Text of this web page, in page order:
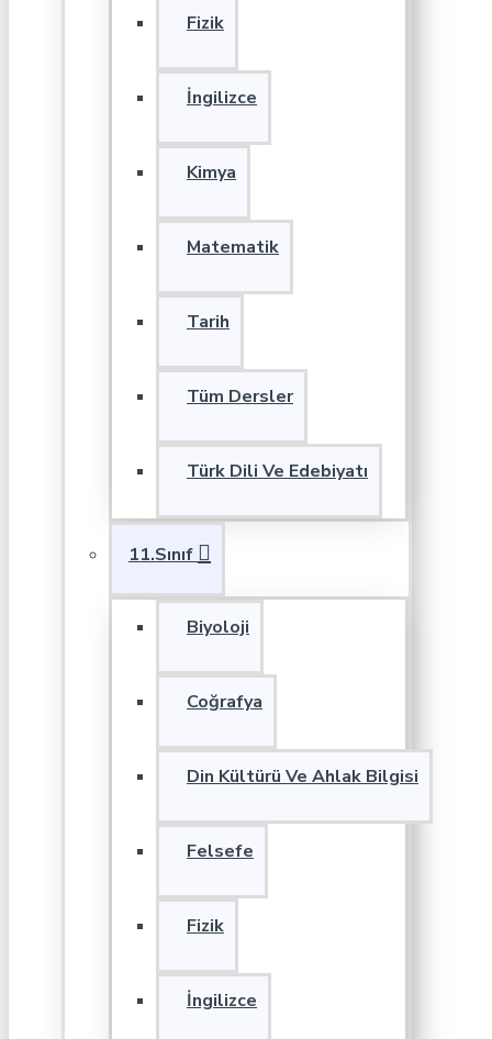
Fizik
İngilizce
Kimya
Matematik
Tarih
Tüm Dersler
Türk Dili Ve Edebiyatı
11.Sınıf
Biyoloji
Coğrafya
Din Kültürü Ve Ahlak Bilgisi
Felsefe
Fizik
İngilizce